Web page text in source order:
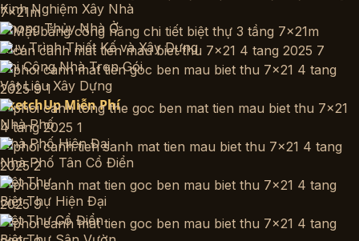
Kinh Nghiệm Xây Nhà
Phong Thủy Nhà Ở
Quy Trình Thiết Kế và Xây Dựng
Thi Công Nhà Trọn Gói
Vật Liệu Xây Dựng
SketchUp Miễn Phí
Nhà Phố
Nhà Phố Hiện Đại
Nhà Phố Tân Cổ Điển
Biệt Thự
Biệt Thự Hiện Đại
Biệt Thự Cổ Điển